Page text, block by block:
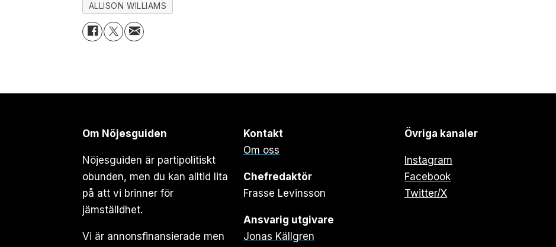
ALLISON WILLIAMS
Om Nöjesguiden
Nöjesguiden är partipolitiskt
obunden, men du kan alltid lita
på att vi brinner för
jämställdhet.
Vi är annonsfinansierade men
Kontakt
Om oss
Chefredaktör
Frasse Levinsson
Ansvarig utgivare
Jonas Källgren
Övriga kanaler
Instagram
Facebook
Twitter/X